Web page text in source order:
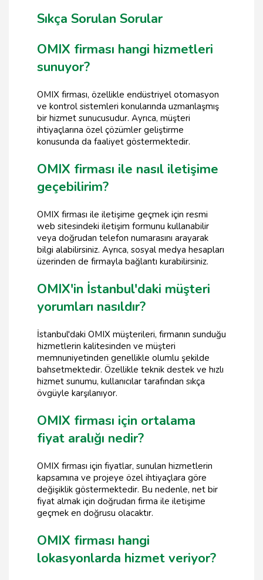
Sıkça Sorulan Sorular
OMIX firması hangi hizmetleri
sunuyor?
OMIX firması, özellikle endüstriyel otomasyon
ve kontrol sistemleri konularında uzmanlaşmış
bir hizmet sunucusudur. Ayrıca, müşteri
ihtiyaçlarına özel çözümler geliştirme
konusunda da faaliyet göstermektedir.
OMIX firması ile nasıl iletişime
geçebilirim?
OMIX firması ile iletişime geçmek için resmi
web sitesindeki iletişim formunu kullanabilir
veya doğrudan telefon numarasını arayarak
bilgi alabilirsiniz. Ayrıca, sosyal medya hesapları
üzerinden de firmayla bağlantı kurabilirsiniz.
OMIX'in İstanbul'daki müşteri
yorumları nasıldır?
İstanbul'daki OMIX müşterileri, firmanın sunduğu
hizmetlerin kalitesinden ve müşteri
memnuniyetinden genellikle olumlu şekilde
bahsetmektedir. Özellikle teknik destek ve hızlı
hizmet sunumu, kullanıcılar tarafından sıkça
övgüyle karşılanıyor.
OMIX firması için ortalama
fiyat aralığı nedir?
OMIX firması için fiyatlar, sunulan hizmetlerin
kapsamına ve projeye özel ihtiyaçlara göre
değişiklik göstermektedir. Bu nedenle, net bir
fiyat almak için doğrudan firma ile iletişime
geçmek en doğrusu olacaktır.
OMIX firması hangi
lokasyonlarda hizmet veriyor?